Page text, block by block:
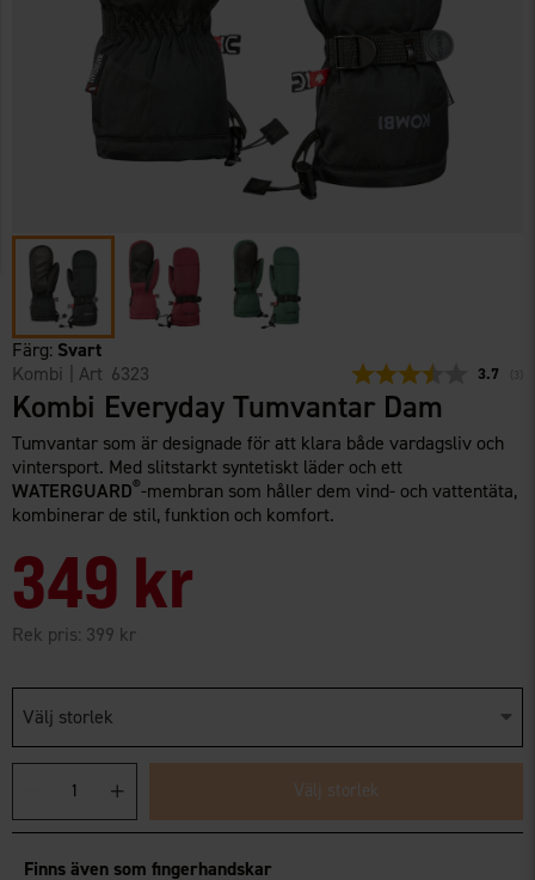
Färg: Svart
Kombi
| Art 6323 3.7
Kombi Everyday Tumvantar Dam
Tumvantar som är designade för att klara både vardagsliv och
vintersport. Med slitstarkt syntetiskt läder och ett
WATERGUARD®-membran som håller dem vind- och vattentäta,
kombinerar de stil, funktion och komfort.
349 kr
Rek pris: 399 kr
Välj storlek
Välj storlek
Finns även som fingerhandskar